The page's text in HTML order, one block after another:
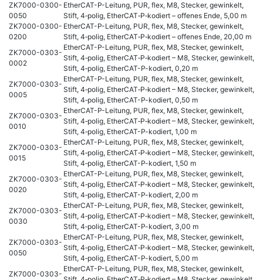
ZK7000-0300-
0050
EtherCAT-P-Leitung, PUR, flex, M8, Stecker, gewinkelt,
Stift, 4‑polig, EtherCAT‑P‑kodiert – offenes Ende, 5,00 m
ZK7000-0300-
0200
EtherCAT-P-Leitung, PUR, flex, M8, Stecker, gewinkelt,
Stift, 4‑polig, EtherCAT‑P‑kodiert – offenes Ende, 20,00 m
ZK7000-0303-
0002
EtherCAT-P-Leitung, PUR, flex, M8, Stecker, gewinkelt,
Stift, 4‑polig, EtherCAT‑P‑kodiert – M8, Stecker, gewinkelt,
Stift, 4‑polig, EtherCAT-P-kodiert, 0,20 m
ZK7000-0303-
0005
EtherCAT-P-Leitung, PUR, flex, M8, Stecker, gewinkelt,
Stift, 4‑polig, EtherCAT‑P‑kodiert – M8, Stecker, gewinkelt,
Stift, 4‑polig, EtherCAT-P-kodiert, 0,50 m
ZK7000-0303-
0010
EtherCAT-P-Leitung, PUR, flex, M8, Stecker, gewinkelt,
Stift, 4‑polig, EtherCAT‑P‑kodiert – M8, Stecker, gewinkelt,
Stift, 4‑polig, EtherCAT-P-kodiert, 1,00 m
ZK7000-0303-
0015
EtherCAT-P-Leitung, PUR, flex, M8, Stecker, gewinkelt,
Stift, 4‑polig, EtherCAT‑P‑kodiert – M8, Stecker, gewinkelt,
Stift, 4‑polig, EtherCAT-P-kodiert, 1,50 m
ZK7000-0303-
0020
EtherCAT-P-Leitung, PUR, flex, M8, Stecker, gewinkelt,
Stift, 4‑polig, EtherCAT‑P‑kodiert – M8, Stecker, gewinkelt,
Stift, 4‑polig, EtherCAT-P-kodiert, 2,00 m
ZK7000-0303-
0030
EtherCAT-P-Leitung, PUR, flex, M8, Stecker, gewinkelt,
Stift, 4‑polig, EtherCAT‑P‑kodiert – M8, Stecker, gewinkelt,
Stift, 4‑polig, EtherCAT-P-kodiert, 3,00 m
ZK7000-0303-
0050
EtherCAT-P-Leitung, PUR, flex, M8, Stecker, gewinkelt,
Stift, 4‑polig, EtherCAT‑P‑kodiert – M8, Stecker, gewinkelt,
Stift, 4‑polig, EtherCAT-P-kodiert, 5,00 m
ZK7000-0303-
EtherCAT-P-Leitung, PUR, flex, M8, Stecker, gewinkelt,